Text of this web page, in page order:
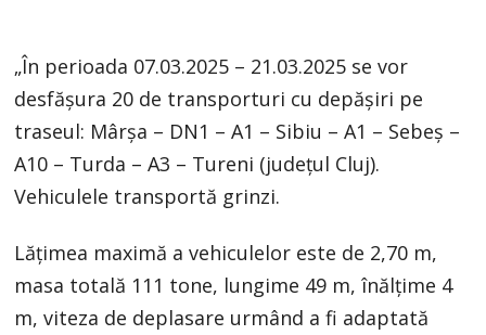
„În perioada 07.03.2025 – 21.03.2025 se vor
desfășura 20 de transporturi cu depășiri pe
traseul: Mârșa – DN1 – A1 – Sibiu – A1 – Sebeș –
A10 – Turda – A3 – Tureni (județul Cluj).
Vehiculele transportă grinzi.
Lățimea maximă a vehiculelor este de 2,70 m,
masa totală 111 tone, lungime 49 m, înălțime 4
m, viteza de deplasare urmând a fi adaptată